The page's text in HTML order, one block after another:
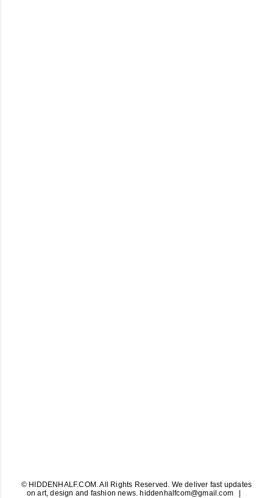
© HIDDENHALF.COM. All Rights Reserved. We deliver fast updates
on art, design and fashion news. hiddenhalfcom@gmail.com